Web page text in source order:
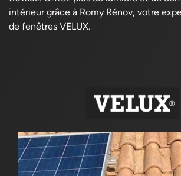
intérieur grâce à Romy Rénov, votre
de fenêtres VELUX.